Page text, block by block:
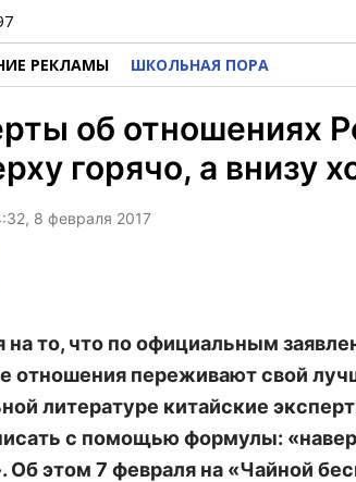
РЕКЛАМЫ ШКОЛЬНАЯ ПОРА
об отношениях
горячо, а внизу
8 февраля 2017
на то, что по официальным
отношения переживают свой
литературе китайские
с помощью формулы:
Об этом 7 февраля на «Чайной